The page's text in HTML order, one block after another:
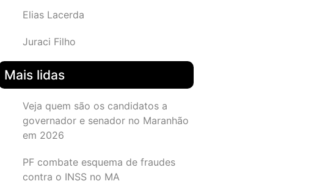
Elias Lacerda
Juraci Filho
Mais lidas
Veja quem são os candidatos a
governador e senador no Maranhão
em 2026
PF combate esquema de fraudes
contra o INSS no MA